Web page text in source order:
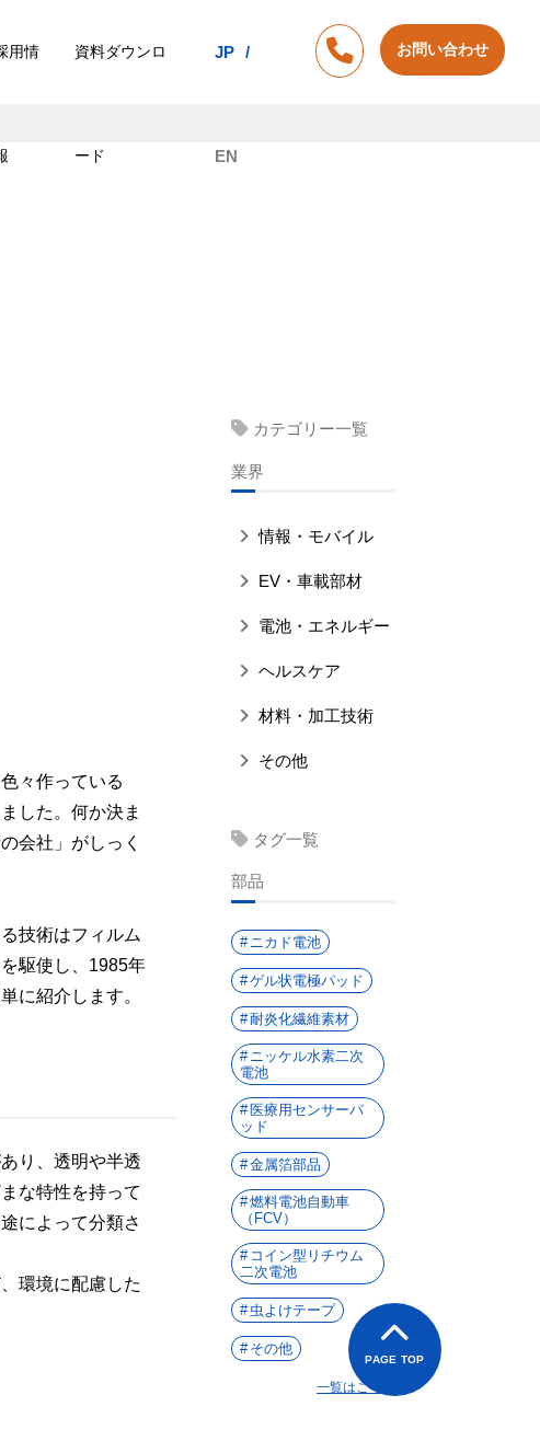
用情 資料ダウンロ
ード
JP
EN
お問い合わせ
PAGE TOP
々作っている
した。何か決ま
会社」がしっく
技術はフィルム
駆使し、1985年
に紹介します。
り、透明や半透
な特性を持って
によって分類さ
環境に配慮した
カテゴリー一覧
業界
情報・モバイル
EV・車載部材
電池・エネルギー
ヘルスケア
材料・加工技術
その他
タグ一覧
部品
ニカド電池
ゲル状電極パッド
耐炎化繊維素材
ニッケル水素二次
電池
医療用センサーパ
ッド
金属箔部品
燃料電池自動車
（FCV）
コイン型リチウム
二次電池
虫よけテープ
その他
一覧はこちら